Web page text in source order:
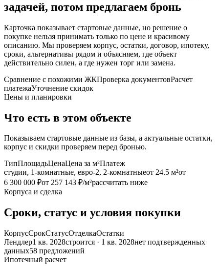
задачей, потом предлагаем бронь
Карточка показывает стартовые данные, но решение о
покупке нельзя принимать только по цене и красивому
описанию. Мы проверяем корпус, остатки, договор, ипотеку,
сроки, альтернативы рядом и объясняем, где объект
действительно силен, а где нужен торг или замена.
Сравнение с похожими ЖКПроверка документовРасчет
платежаУточнение скидок
Цены и планировки
Что есть в этом объекте
Показываем стартовые данные из базы, а актуальные остатки,
корпус и скидки проверяем перед бронью.
ТипПлощадьЦенаЦена за м²Платеж
студии, 1-комнатные, евро-2, 2-комнатныеот 24.5 м²от
6 300 000 ₽от 257 143 ₽/м²рассчитать ниже
Корпуса и сделка
Сроки, статус и условия покупки
КорпусСрокСтатусОтделкаОстатки
Лендлер1 кв. 2028строится · 1 кв. 2028нет подтвержденных
данных58 предложений
Ипотечный расчет